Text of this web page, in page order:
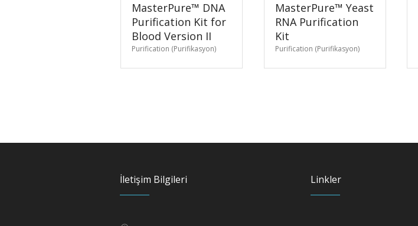
MasterPure™ DNA
Purification Kit for
Blood Version II
Purification (Purifikasyon)
MasterPure™ Yeast
RNA Purification
Kit
Purification (Purifikasyon)
İletişim Bilgileri Linkler